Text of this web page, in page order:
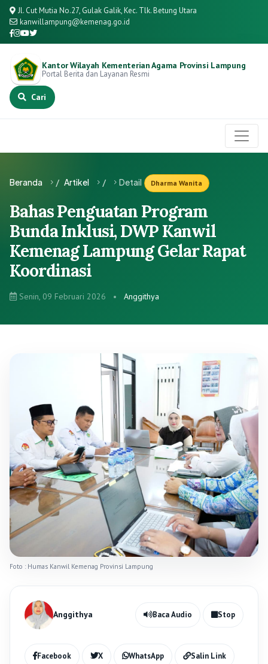
Jl. Cut Mutia No.27, Gulak Galik, Kec. Tlk. Betung Utara
kanwillampung@kemenag.go.id
Kantor Wilayah Kementerian Agama Provinsi Lampung
Portal Berita dan Layanan Resmi
Cari
Beranda / Artikel / Detail Dharma Wanita
Bahas Penguatan Program
Bunda Inklusi, DWP Kanwil
Kemenag Lampung Gelar Rapat
Koordinasi
Senin, 09 Februari 2026 • Anggithya
Foto : Humas Kanwil Kemenag Provinsi Lampung
Anggithya Baca Audio Stop
Facebook X WhatsApp Salin Link